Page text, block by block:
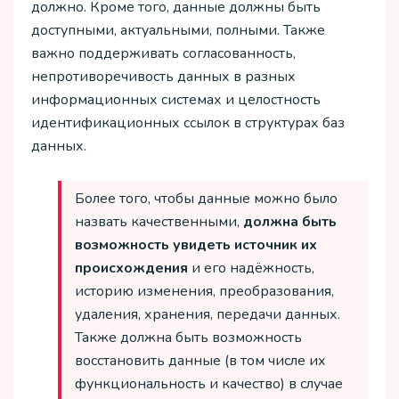
должно. Кроме того, данные должны быть
доступными, актуальными, полными. Также
важно поддерживать согласованность,
непротиворечивость данных в разных
информационных системах и целостность
идентификационных ссылок в структурах баз
данных.
Более того, чтобы данные можно было
назвать качественными, должна быть
возможность увидеть источник их
происхождения и его надёжность,
историю изменения, преобразования,
удаления, хранения, передачи данных.
Также должна быть возможность
восстановить данные (в том числе их
функциональность и качество) в случае